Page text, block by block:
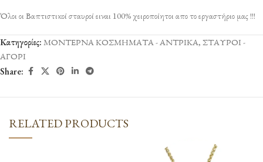
Όλοι οι Βαπτιστικοί σταυροί ειναι 100% χειροποίητοι απο το εργαστήριο μας !!!
Κατηγορίες: ΜΟΝΤΕΡΝΑ ΚΟΣΜΗΜΑΤΑ - ΑΝΤΡΙΚΑ, ΣΤΑΥΡΟΙ -
ΑΓΟΡΙ
Share:
RELATED PRODUCTS